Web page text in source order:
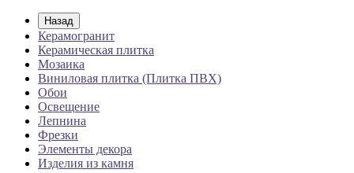
Назад
Керамогранит
Керамическая плитка
Мозаика
Виниловая плитка (Плитка ПВХ)
Обои
Освещение
Лепнина
Фрезки
Элементы декора
Изделия из камня